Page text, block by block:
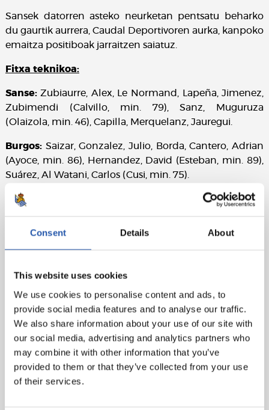
Consent Details About
This website uses cookies
We use cookies to personalise content and ads, to
provide social media features and to analyse our traffic.
We also share information about your use of our site with
our social media, advertising and analytics partners who
may combine it with other information that you’ve
provided to them or that they’ve collected from your use
of their services.
Sansek datorren asteko neurketan pentsatu beharko
du gaurtik aurrera, Caudal Deportivoren aurka, kanpoko
emaitza positiboak jarraitzen saiatuz.
Fitxa teknikoa:
Sanse:Zubiaurre, Alex, Le Normand, Lapeña, Jimenez,
Zubimendi (Calvillo, min. 79), Sanz, Muguruza
(Olaizola, min. 46), Capilla, Merquelanz, Jauregui.
Burgos: Saizar, Gonzalez, Julio, Borda, Cantero, Adrian
(Ayoce, min. 86), Hernandez, David (Esteban, min. 89),
Suárez, Al Watani, Carlos (Cusi, min. 75).
Gola:
Zubimendi, Sanz, Lapeña eta Jimenezi eta kanpoko
Borda eta Ayoceri. Burgoseko Cantero kanporatu du bi